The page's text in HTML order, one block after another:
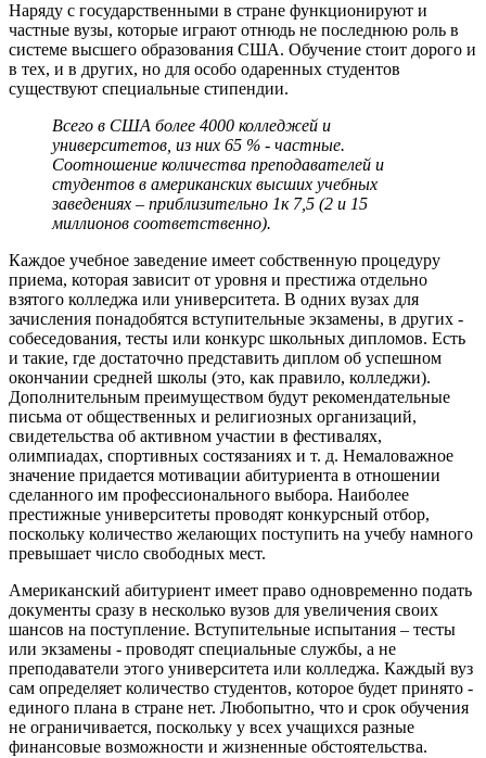
Наряду с государственными в стране функционируют и
частные вузы, которые играют отнюдь не последнюю роль в
системе высшего образования США. Обучение стоит дорого и
в тех, и в других, но для особо одаренных студентов
существуют специальные стипендии.
Всего в США более 4000 колледжей и
университетов, из них 65 % - частные.
Соотношение количества преподавателей и
студентов в американских высших учебных
заведениях – приблизительно 1к 7,5 (2 и 15
миллионов соответственно).
Каждое учебное заведение имеет собственную процедуру
приема, которая зависит от уровня и престижа отдельно
взятого колледжа или университета. В одних вузах для
зачисления понадобятся вступительные экзамены, в других -
собеседования, тесты или конкурс школьных дипломов. Есть
и такие, где достаточно представить диплом об успешном
окончании средней школы (это, как правило, колледжи).
Дополнительным преимуществом будут рекомендательные
письма от общественных и религиозных организаций,
свидетельства об активном участии в фестивалях,
олимпиадах, спортивных состязаниях и т. д. Немаловажное
значение придается мотивации абитуриента в отношении
сделанного им профессионального выбора. Наиболее
престижные университеты проводят конкурсный отбор,
поскольку количество желающих поступить на учебу намного
превышает число свободных мест.
Американский абитуриент имеет право одновременно подать
документы сразу в несколько вузов для увеличения своих
шансов на поступление. Вступительные испытания – тесты
или экзамены - проводят специальные службы, а не
преподаватели этого университета или колледжа. Каждый вуз
сам определяет количество студентов, которое будет принято -
единого плана в стране нет. Любопытно, что и срок обучения
не ограничивается, поскольку у всех учащихся разные
финансовые возможности и жизненные обстоятельства.